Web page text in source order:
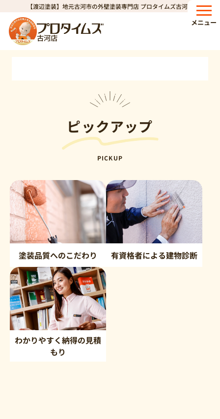
【渡辺塗装】地元古河市の外壁塗装専門店 プロタイムズ古河店
古河店
メニュー
HOME>キャンペーン
キャンペーン一覧
ピックアップ
PICKUP
塗装品質へのこだわり 有資格者による建物診断
わかりやすく納得の見積
もり